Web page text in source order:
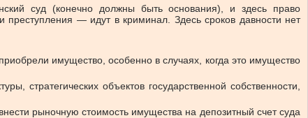
суд (конечно должны быть основания), и здесь право
преступления — идут в криминал. Здесь сроков давности нет
имущество, особенно в случаях, когда это имущество
стратегических объектов государственной собственности,
рыночную стоимость имущества на депозитный счет суда